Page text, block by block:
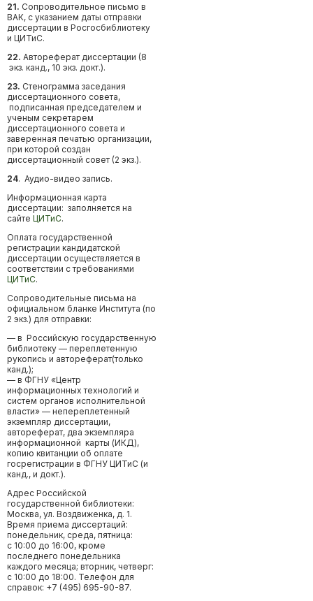
21. Сопроводительное письмо в
ВАК, с указанием даты отправки
диссертации в Росгосбиблиотеку
и ЦИТиС.
22. Автореферат диссертации (8
экз. канд., 10 экз. докт.).
23. Стенограмма заседания
диссертационного совета,
подписанная председателем и
ученым секретарем
диссертационного совета и
заверенная печатью организации,
при которой создан
диссертационный совет (2 экз.).
24. Аудио-видео запись.
Информационная карта
диссертации: заполняется на
сайте ЦИТиС.
Оплата государственной
регистрации кандидатской
диссертации осуществляется в
соответствии с требованиями
ЦИТиС.
Сопроводительные письма на
официальном бланке Института (по
2 экз.) для отправки:
— в Российскую государственную
библиотеку — переплетенную
рукопись и автореферат(только
канд.);
— в ФГНУ «Центр
информационных технологий и
систем органов исполнительной
власти» — непереплетенный
экземпляр диссертации,
автореферат, два экземпляра
информационной карты (ИКД),
копию квитанции об оплате
госрегистрации в ФГНУ ЦИТиС (и
канд., и докт.).
Адрес Российской
государственной библиотеки:
Москва, ул. Воздвиженка, д. 1.
Время приема диссертаций:
понедельник, среда, пятница:
с 10:00 до 16:00, кроме
последнего понедельника
каждого месяца; вторник, четверг:
с 10:00 до 18:00. Телефон для
справок: +7 (495) 695-90-87.